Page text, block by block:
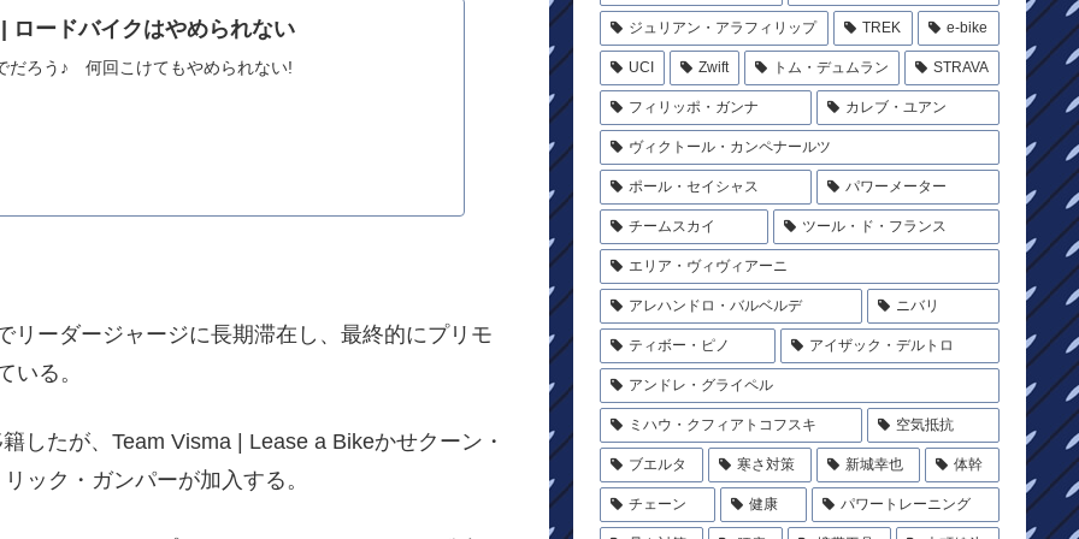
ロードバイクはやめられない
ろう♪ 何回こけてもやめられない!
ーダージャージに長期滞在し、最終的にプリモ
いる。
したが、Team Visma | Lease a Bikeかせクーン・
ック・ガンパーが加入する。
ジュリアン・アラフィリップ TREK e-bike
UCI Zwift トム・デュムラン STRAVA
フィリッポ・ガンナ カレブ・ユアン
ヴィクトール・カンペナールツ
ポール・セイシャス パワーメーター
チームスカイ ツール・ド・フランス
エリア・ヴィヴィアーニ
アレハンドロ・バルベルデ ニバリ
ティボー・ピノ アイザック・デルトロ
アンドレ・グライペル
ミハウ・クフィアトコフスキ 空気抵抗
ブエルタ 寒さ対策 新城幸也 体幹
チェーン 健康 パワートレーニング